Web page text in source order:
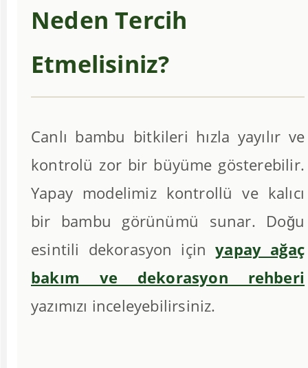
Neden Tercih
Etmelisiniz?
Canlı bambu bitkileri hızla yayılır ve
kontrolü zor bir büyüme gösterebilir.
Yapay modelimiz kontrollü ve kalıcı
bir bambu görünümü sunar. Doğu
esintili dekorasyon içinyapay ağaç
bakım ve dekorasyon rehberi
yazımızı inceleyebilirsiniz.